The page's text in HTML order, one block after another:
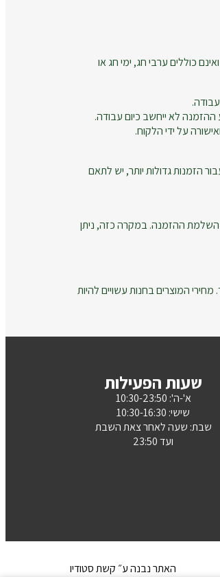
כוללים ערבי חג, ימי חג או
על ידי הלקוח.
עד 10 יחידות ללקוח. עבור הזמנות גדולות יותר, יש לתאם
השלמת ההזמנה. במקרה כזה, ניתן
המוצרים בחנות עשויים להיות
שעות הפעילות
א'-ה': 10:30-23:50
שישי: 10:30-16:30
שבת: שעה לאחר צאת השבת
ועד 23:50
האתר נבנה ע״ קשת סטודיו